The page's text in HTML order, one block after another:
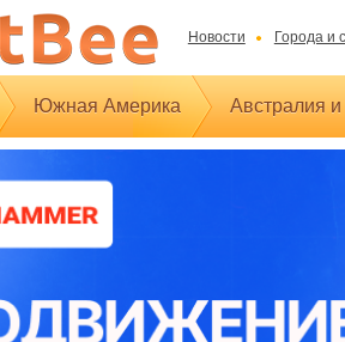
Новости Города и
Южная Америка Австралия